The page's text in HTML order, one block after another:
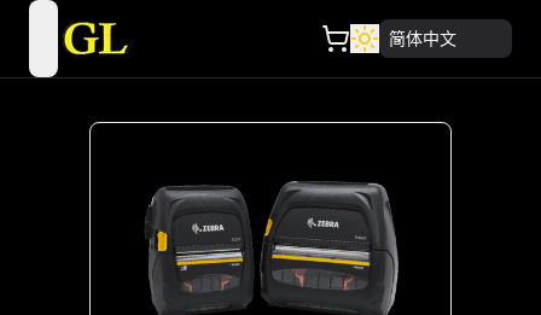
open navigation menu 简体中文